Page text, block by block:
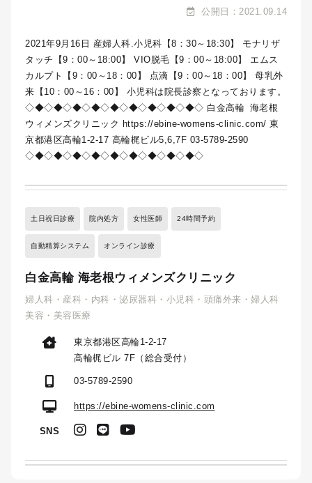
公開日：2021.09.14
2021年9月16日 産婦人科.小児科【8：30～18:30】 モナリザ
タッチ【9：00～18:00】 VIO脱毛【9：00～18:00】 エムス
カルプト【9：00～18：00】 点滴【9：00～18：00】 母乳外
来【10：00～16：00】 小児科は院長診察となっております。
◇◆◇◆◇◆◇◆◇◆◇◆◇◆◇◆◇◆◇ 白金高輪 海老根
ウィメンズクリニック https://ebine-womens-clinic.com/ 東
京都港区高輪1-2-17 高輪梶ビル5,6,7F 03-5789-2590
◇◆◇◆◇◆◇◆◇◆◇◆◇◆◇◆◇◆◇
土日祝日診療 院内処方 女性医師 24時間予約
自動精算システム オンライン診療
白金高輪 海老根ウィメンズクリニック
婦人科・産科・内科・泌尿器科・小児科・頭痛外来・婦人科
美容・美容医療
東京都港区高輪1-2-17
高輪梶ビル 7F（総合受付）
03-5789-2590
https://ebine-womens-clinic.com
SNS